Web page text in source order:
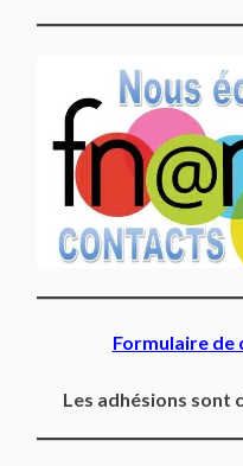
Formulaire de
Les adhésions sont